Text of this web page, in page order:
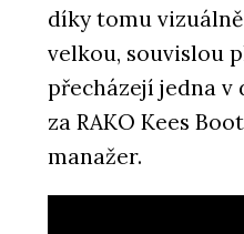
díky tomu
velkou, souvislou
přecházejí jedna v
za RAKO Kees
manažer.